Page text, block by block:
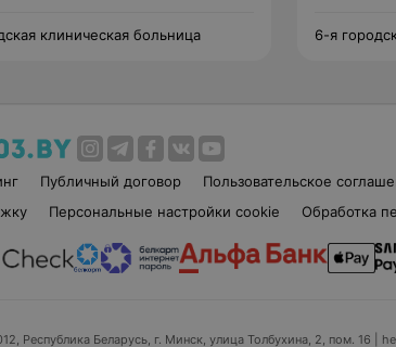
клиническая больница 6-я
Публичный договор Пользовательское
Персональные настройки cookie Обработка
Республика Беларусь, г. Минск, улица Толбухина, 2, пом. 16 |